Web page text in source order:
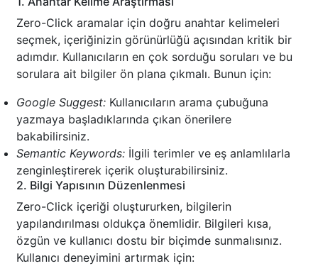
Zero-Click aramalar için doğru anahtar kelimeleri
seçmek, içeriğinizin görünürlüğü açısından kritik bir
adımdır. Kullanıcıların en çok sorduğu soruları ve bu
sorulara ait bilgiler ön plana çıkmalı. Bunun için:
Google Suggest: Kullanıcıların arama çubuğuna
yazmaya başladıklarında çıkan önerilere
bakabilirsiniz.
Semantic Keywords: İlgili terimler ve eş anlamlılarla
zenginleştirerek içerik oluşturabilirsiniz.
2. Bilgi Yapısının Düzenlenmesi
Zero-Click içeriği oluştururken, bilgilerin
yapılandırılması oldukça önemlidir. Bilgileri kısa,
özgün ve kullanıcı dostu bir biçimde sunmalısınız.
Kullanıcı deneyimini artırmak için: